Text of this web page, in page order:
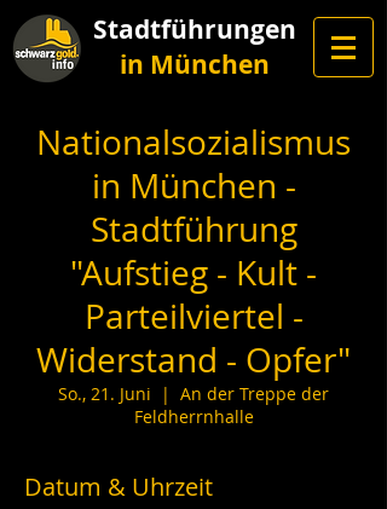
Stadtführungen
in München
Nationalsozialismus
in München -
Stadtführung
"Aufstieg - Kult -
Parteilviertel -
Widerstand - Opfer"
So., 21. Juni
  |
An der Treppe der
Feldherrnhalle
Datum & Uhrzeit